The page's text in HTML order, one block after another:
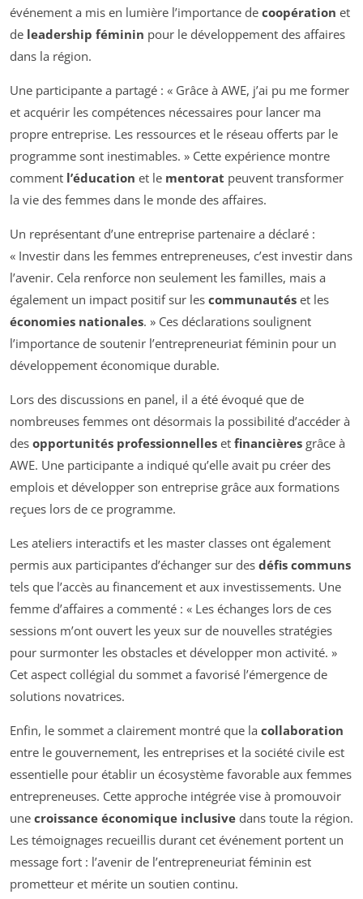
événement a mis en lumière l’importance de coopération et
de leadership féminin pour le développement des affaires
dans la région.
Une participante a partagé : « Grâce à AWE, j’ai pu me former
et acquérir les compétences nécessaires pour lancer ma
propre entreprise. Les ressources et le réseau offerts par le
programme sont inestimables. » Cette expérience montre
comment l’éducation et le mentorat peuvent transformer
la vie des femmes dans le monde des affaires.
Un représentant d’une entreprise partenaire a déclaré :
« Investir dans les femmes entrepreneuses, c’est investir dans
l’avenir. Cela renforce non seulement les familles, mais a
également un impact positif sur les communautés et les
économies nationales. » Ces déclarations soulignent
l’importance de soutenir l’entrepreneuriat féminin pour un
développement économique durable.
Lors des discussions en panel, il a été évoqué que de
nombreuses femmes ont désormais la possibilité d’accéder à
des opportunités professionnelles et financières grâce à
AWE. Une participante a indiqué qu’elle avait pu créer des
emplois et développer son entreprise grâce aux formations
reçues lors de ce programme.
Les ateliers interactifs et les master classes ont également
permis aux participantes d’échanger sur des défis communs
tels que l’accès au financement et aux investissements. Une
femme d’affaires a commenté : « Les échanges lors de ces
sessions m’ont ouvert les yeux sur de nouvelles stratégies
pour surmonter les obstacles et développer mon activité. »
Cet aspect collégial du sommet a favorisé l’émergence de
solutions novatrices.
Enfin, le sommet a clairement montré que la collaboration
entre le gouvernement, les entreprises et la société civile est
essentielle pour établir un écosystème favorable aux femmes
entrepreneuses. Cette approche intégrée vise à promouvoir
une croissance économique inclusive dans toute la région.
Les témoignages recueillis durant cet événement portent un
message fort : l’avenir de l’entrepreneuriat féminin est
prometteur et mérite un soutien continu.